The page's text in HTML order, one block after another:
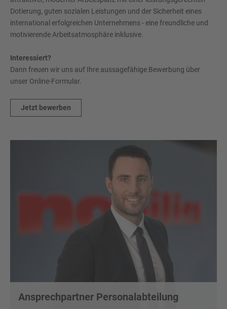
Dotierung, guten sozialen Leistungen und der Sicherheit eines
international erfolgreichen Unternehmens - eine freundliche und
motivierende Arbeitsatmosphäre inklusive.
Interessiert?
Dann freuen wir uns auf Ihre aussagefähige Bewerbung über
unser Online-Formular.
Jetzt bewerben
Ansprechpartner Personalabteilung